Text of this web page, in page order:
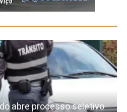
abre processo seletivo